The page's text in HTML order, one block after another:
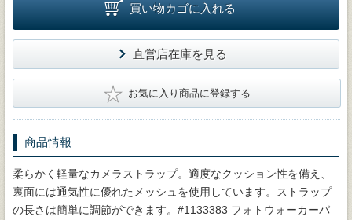
買い物カゴに入れる
直営店在庫を見る
★ お気に入り商品に登録する
商品情報
柔らかく軽量なカメラストラップ。適度なクッション性を備え、
裏面には通気性に優れたメッシュを使用しています。ストラップ
の長さは簡単に調節ができます。#1133383 フォトウォーカーパ